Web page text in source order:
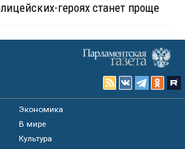
героях станет проще
Экономика
В мире
Культура